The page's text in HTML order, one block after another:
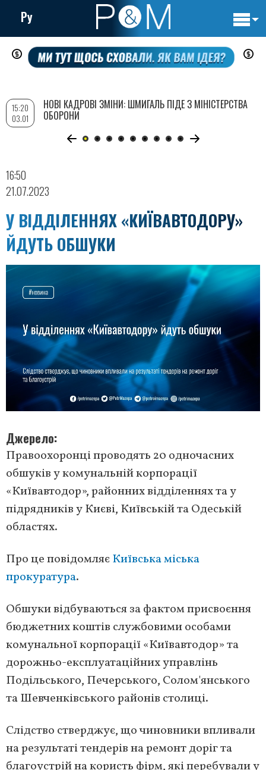
Перейти
до
вмісту
Ру
16:50
21.07.2023
У ВІДДІЛЕННЯХ «КИЇВАВТОДОРУ»
ЙДУТЬ ОБШУКИ
Джерело
Правоохоронці проводять 20 одночасних
обшуків у комунальній корпорації
«Київавтодор», районних відділеннях та у
підрядників у Києві, Київській та Одеській
областях.
Про це повідомляє Київська міська
прокуратура.
Обшуки відбуваються за фактом присвоєння
бюджетних коштів службовими особами
комунальної корпорації «Київавтодор» та
дорожньо-експлуатаційних управлінь
Подільського, Печерського, Солом'янського
та Шевченківського районів столиці.
Слідство стверджує, що чиновники впливали
на результаті тендерів на ремонт доріг та
благоустрій на користь фірм, які перебували у
15:20
03.01
НОВІ КАДРОВІ ЗМІНИ: ШМИГАЛЬ ПІДЕ З МІНІСТЕРСТВА
ОБОРОНИ